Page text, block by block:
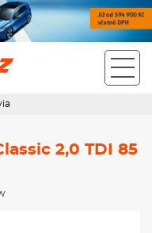
6°
2,0 TDI 85